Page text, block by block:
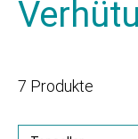
7 Produkte